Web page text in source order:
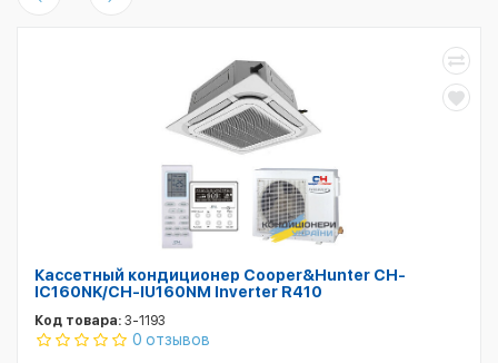
Кассетный кондиционер Cooper&Hunter CH-
IC160NK/CH-IU160NM Inverter R410
Код товара: 3-1193
0 отзывов